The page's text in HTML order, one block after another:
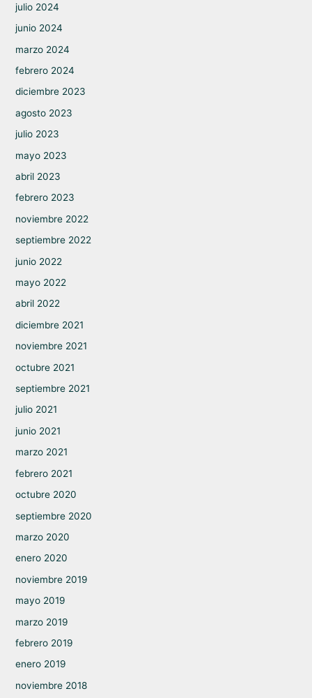
julio 2024
junio 2024
marzo 2024
febrero 2024
diciembre 2023
agosto 2023
julio 2023
mayo 2023
abril 2023
febrero 2023
noviembre 2022
septiembre 2022
junio 2022
mayo 2022
abril 2022
diciembre 2021
noviembre 2021
octubre 2021
septiembre 2021
julio 2021
junio 2021
marzo 2021
febrero 2021
octubre 2020
septiembre 2020
marzo 2020
enero 2020
noviembre 2019
mayo 2019
marzo 2019
febrero 2019
enero 2019
noviembre 2018